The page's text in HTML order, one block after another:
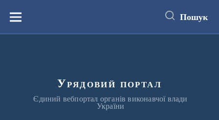
вмістуМеню Пошук
Урядовий портал
Єдиний вебпортал органів виконавчої влади
України